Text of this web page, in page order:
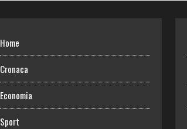
Home
Cronaca
Economia
Sport